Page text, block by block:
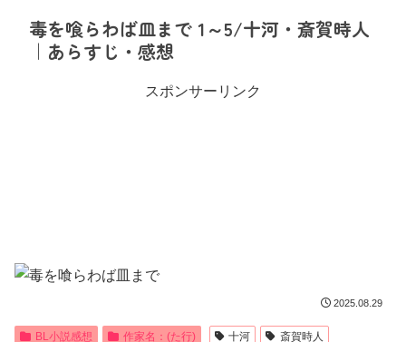
毒を喰らわば皿まで 1～5/十河・斎賀時人
｜あらすじ・感想
スポンサーリンク
2025.08.29
BL小説感想 作家名：(た行) 十河 斎賀時人